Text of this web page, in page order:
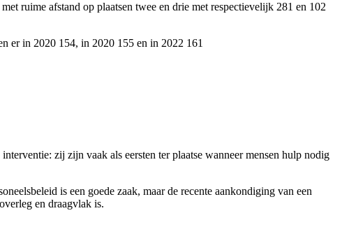
ruime afstand op plaatsen twee en drie met respectievelijk 281 en 102
er in 2020 154, in 2020 155 en in 2022 161
zij zijn vaak als eersten ter plaatse wanneer mensen hulp nodig
is een goede zaak, maar de recente aankondiging van een
en draagvlak is.